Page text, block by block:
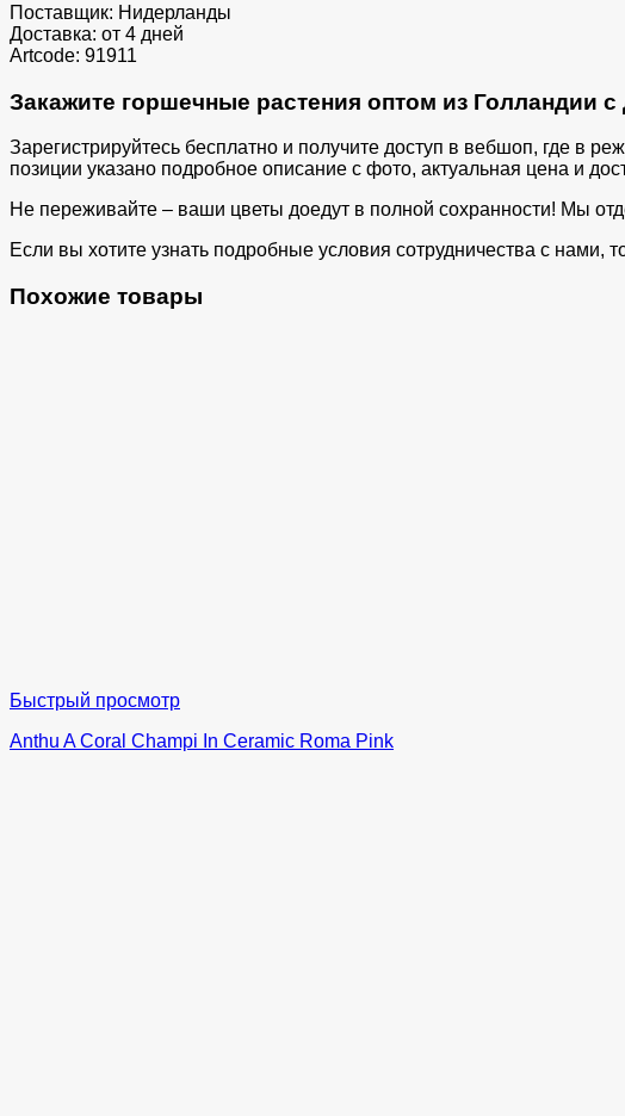
Поставщик: Нидерланды
Доставка: от 4 дней
Artcode: 91911
Закажите горшечные растения оптом из Голландии
Зарегистрируйтесь бесплатно и получите доступ в вебшоп, где в
позиции указано подробное описание с фото, актуальная цена и
Не переживайте – ваши цветы доедут в полной сохранности! Мы
Если вы хотите узнать подробные условия сотрудничества с нами,
Похожие товары
Быстрый просмотр
Anthu A Coral Champi In Ceramic Roma Pink